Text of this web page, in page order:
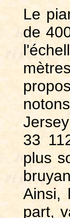
Le
de
33
plus
Ainsi,
part,